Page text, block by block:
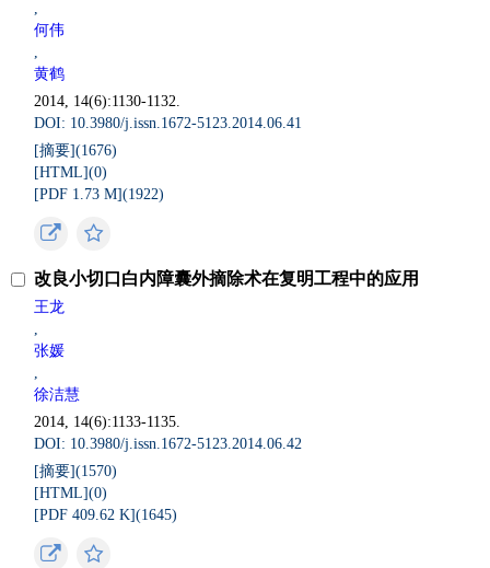
,
何伟
,
黄鹤
2014, 14(6):1130-1132.
DOI: 10.3980/j.issn.1672-5123.2014.06.41
[摘要](1676)
[HTML](0)
[PDF 1.73 M](1922)
改良小切口白内障囊外摘除术在复明工程中的应用
王龙
,
张媛
,
徐洁慧
2014, 14(6):1133-1135.
DOI: 10.3980/j.issn.1672-5123.2014.06.42
[摘要](1570)
[HTML](0)
[PDF 409.62 K](1645)